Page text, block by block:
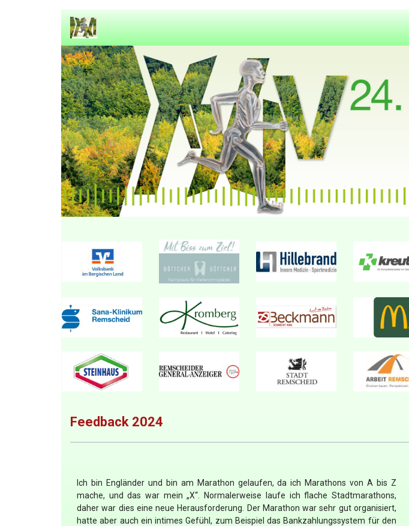
Feedback 2024
Ich bin Engländer und bin am Marathon gelaufen, da ich Marathons von A bis Z
mache, und das war mein „X“. Normalerweise laufe ich flache Stadtmarathons,
daher war dies eine neue Herausforderung. Der Marathon war sehr gut organisiert,
hatte aber auch ein intimes Gefühl, zum Beispiel das Bankzahlungssystem für den